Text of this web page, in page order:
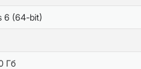
6 (64-bit)
Гб